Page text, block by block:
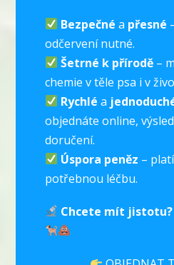
Bezpečné a přesné
odčervení nutné.
Šetrné k přírodě–
chemie v těle psa i v
Rychlé a
objednáte online,
doručení.
Úspora peněz –
potřebnou léčbu.
Chcete mít